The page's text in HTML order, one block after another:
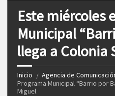
Este miércoles
Municipal
llega a Colonia
Inicio Agencia de
Programa Municipal “Barrio por
Miguel